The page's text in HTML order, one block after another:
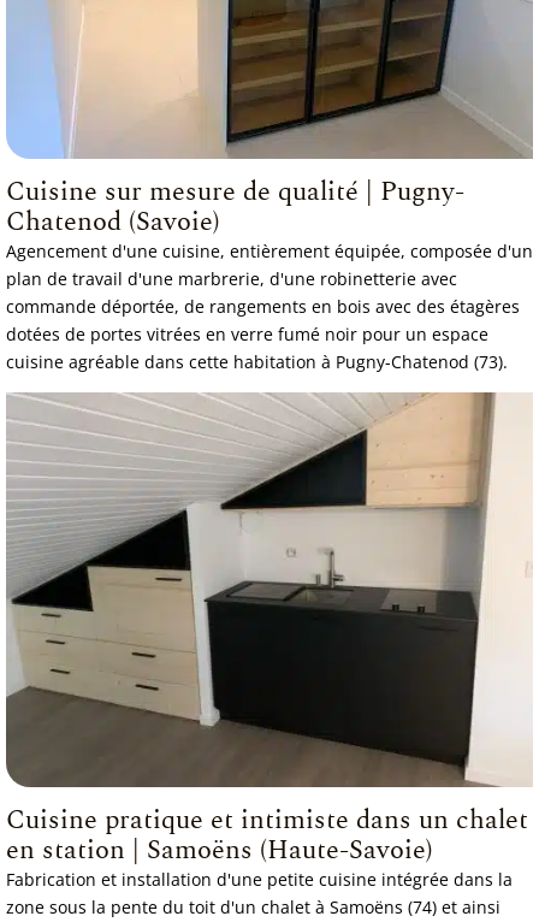
Cuisine sur mesure de qualité | Pugny-
Chatenod (Savoie)
Agencement d'une cuisine, entièrement équipée, composée d'un
plan de travail d'une marbrerie, d'une robinetterie avec
commande déportée, de rangements en bois avec des étagères
dotées de portes vitrées en verre fumé noir pour un espace
cuisine agréable dans cette habitation à Pugny-Chatenod (73).
Cuisine pratique et intimiste dans un chalet
en station | Samoëns (Haute-Savoie)
Fabrication et installation d'une petite cuisine intégrée dans la
zone sous la pente du toit d'un chalet à Samoëns (74) et ainsi